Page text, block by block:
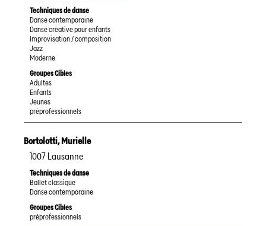
Techniques de danse
Danse contemporaine
Danse créative pour enfants
Improvisation / composition
Jazz
Moderne
Groupes Cibles
Adultes
Enfants
Jeunes
préprofessionnels
Bortolotti,Murielle
1007 Lausanne
Techniques de danse
Ballet classique
Danse contemporaine
Groupes Cibles
préprofessionnels